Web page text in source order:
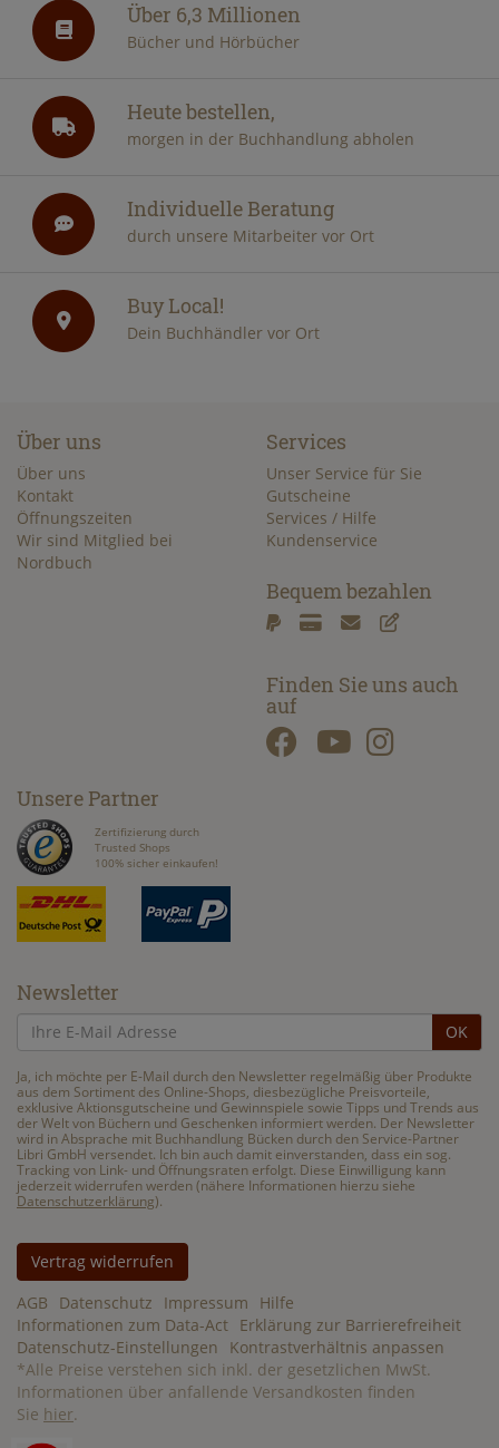
Über 6,3 Millionen
Bücher und Hörbücher
Heute bestellen,
morgen in der Buchhandlung abholen
Individuelle Beratung
durch unsere Mitarbeiter vor Ort
Buy Local!
Dein Buchhändler vor Ort
Über uns
Über uns
Kontakt
Öffnungszeiten
Wir sind Mitglied bei
Nordbuch
Services
Unser Service für Sie
Gutscheine
Services / Hilfe
Kundenservice
Bequem bezahlen
Finden Sie uns auch
auf
Unsere Partner
Zertifizierung durch
Trusted Shops
100% sicher einkaufen!
Newsletter
OK
Ja, ich möchte per E-Mail durch den Newsletter regelmäßig über Produkte
aus dem Sortiment des Online-Shops, diesbezügliche Preisvorteile,
exklusive Aktionsgutscheine und Gewinnspiele sowie Tipps und Trends aus
der Welt von Büchern und Geschenken informiert werden. Der Newsletter
wird in Absprache mit Buchhandlung Bücken durch den Service-Partner
Libri GmbH versendet. Ich bin auch damit einverstanden, dass ein sog.
Tracking von Link- und Öffnungsraten erfolgt. Diese Einwilligung kann
jederzeit widerrufen werden (nähere Informationen hierzu siehe
Datenschutzerklärung).
Vertrag widerrufen
AGB
Datenschutz Impressum
Hilfe
Informationen zum Data-Act Erklärung zur Barrierefreiheit
Datenschutz-Einstellungen
Kontrastverhältnis anpassen
*Alle Preise verstehen sich inkl. der gesetzlichen MwSt.
Informationen über anfallende Versandkosten finden
Sie hier.